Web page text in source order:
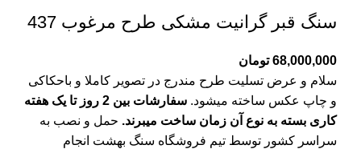
سنگ قبر گرانیت مشکی طرح مرغوب 437
68,000,000 تومان
سلام و عرض تسلیت طرح مندرج در تصویر کاملا و باحکاکی
و چاپ عکس ساخته میشود.
سفارشات بین 2 روز تا یک هفته
کاری بسته به نوع آن زمان ساخت میبرند. حمل و نصب به
سراسر کشور توسط تیم فروشگاه سنگ بهشت انجام